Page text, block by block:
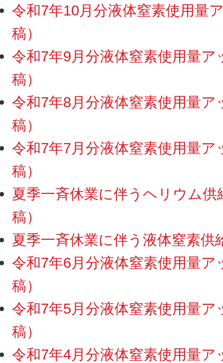
令和7年10月分液体窒素使用量
稿）
令和7年9月分液体窒素使用量
稿）
令和7年8月分液体窒素使用量
稿）
令和7年7月分液体窒素使用量
稿）
夏季一斉休業に伴うヘリウム
稿）
夏季一斉休業に伴う液体窒素
令和7年6月分液体窒素使用量
稿）
令和7年5月分液体窒素使用量
稿）
令和7年4月分液体窒素使用量